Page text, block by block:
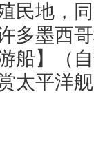
民地，
多墨西
船】（
太平洋